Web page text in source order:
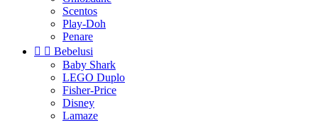
Scentos
Play-Doh
Penare
  Bebelusi
Baby Shark
LEGO Duplo
Fisher-Price
Disney
Lamaze